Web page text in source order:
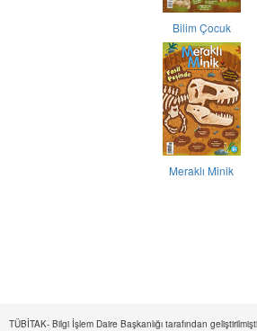
Bilim Çocuk
Meraklı Minik
TÜBİTAK- Bilgi İşlem Daire Başkanlığı tarafından